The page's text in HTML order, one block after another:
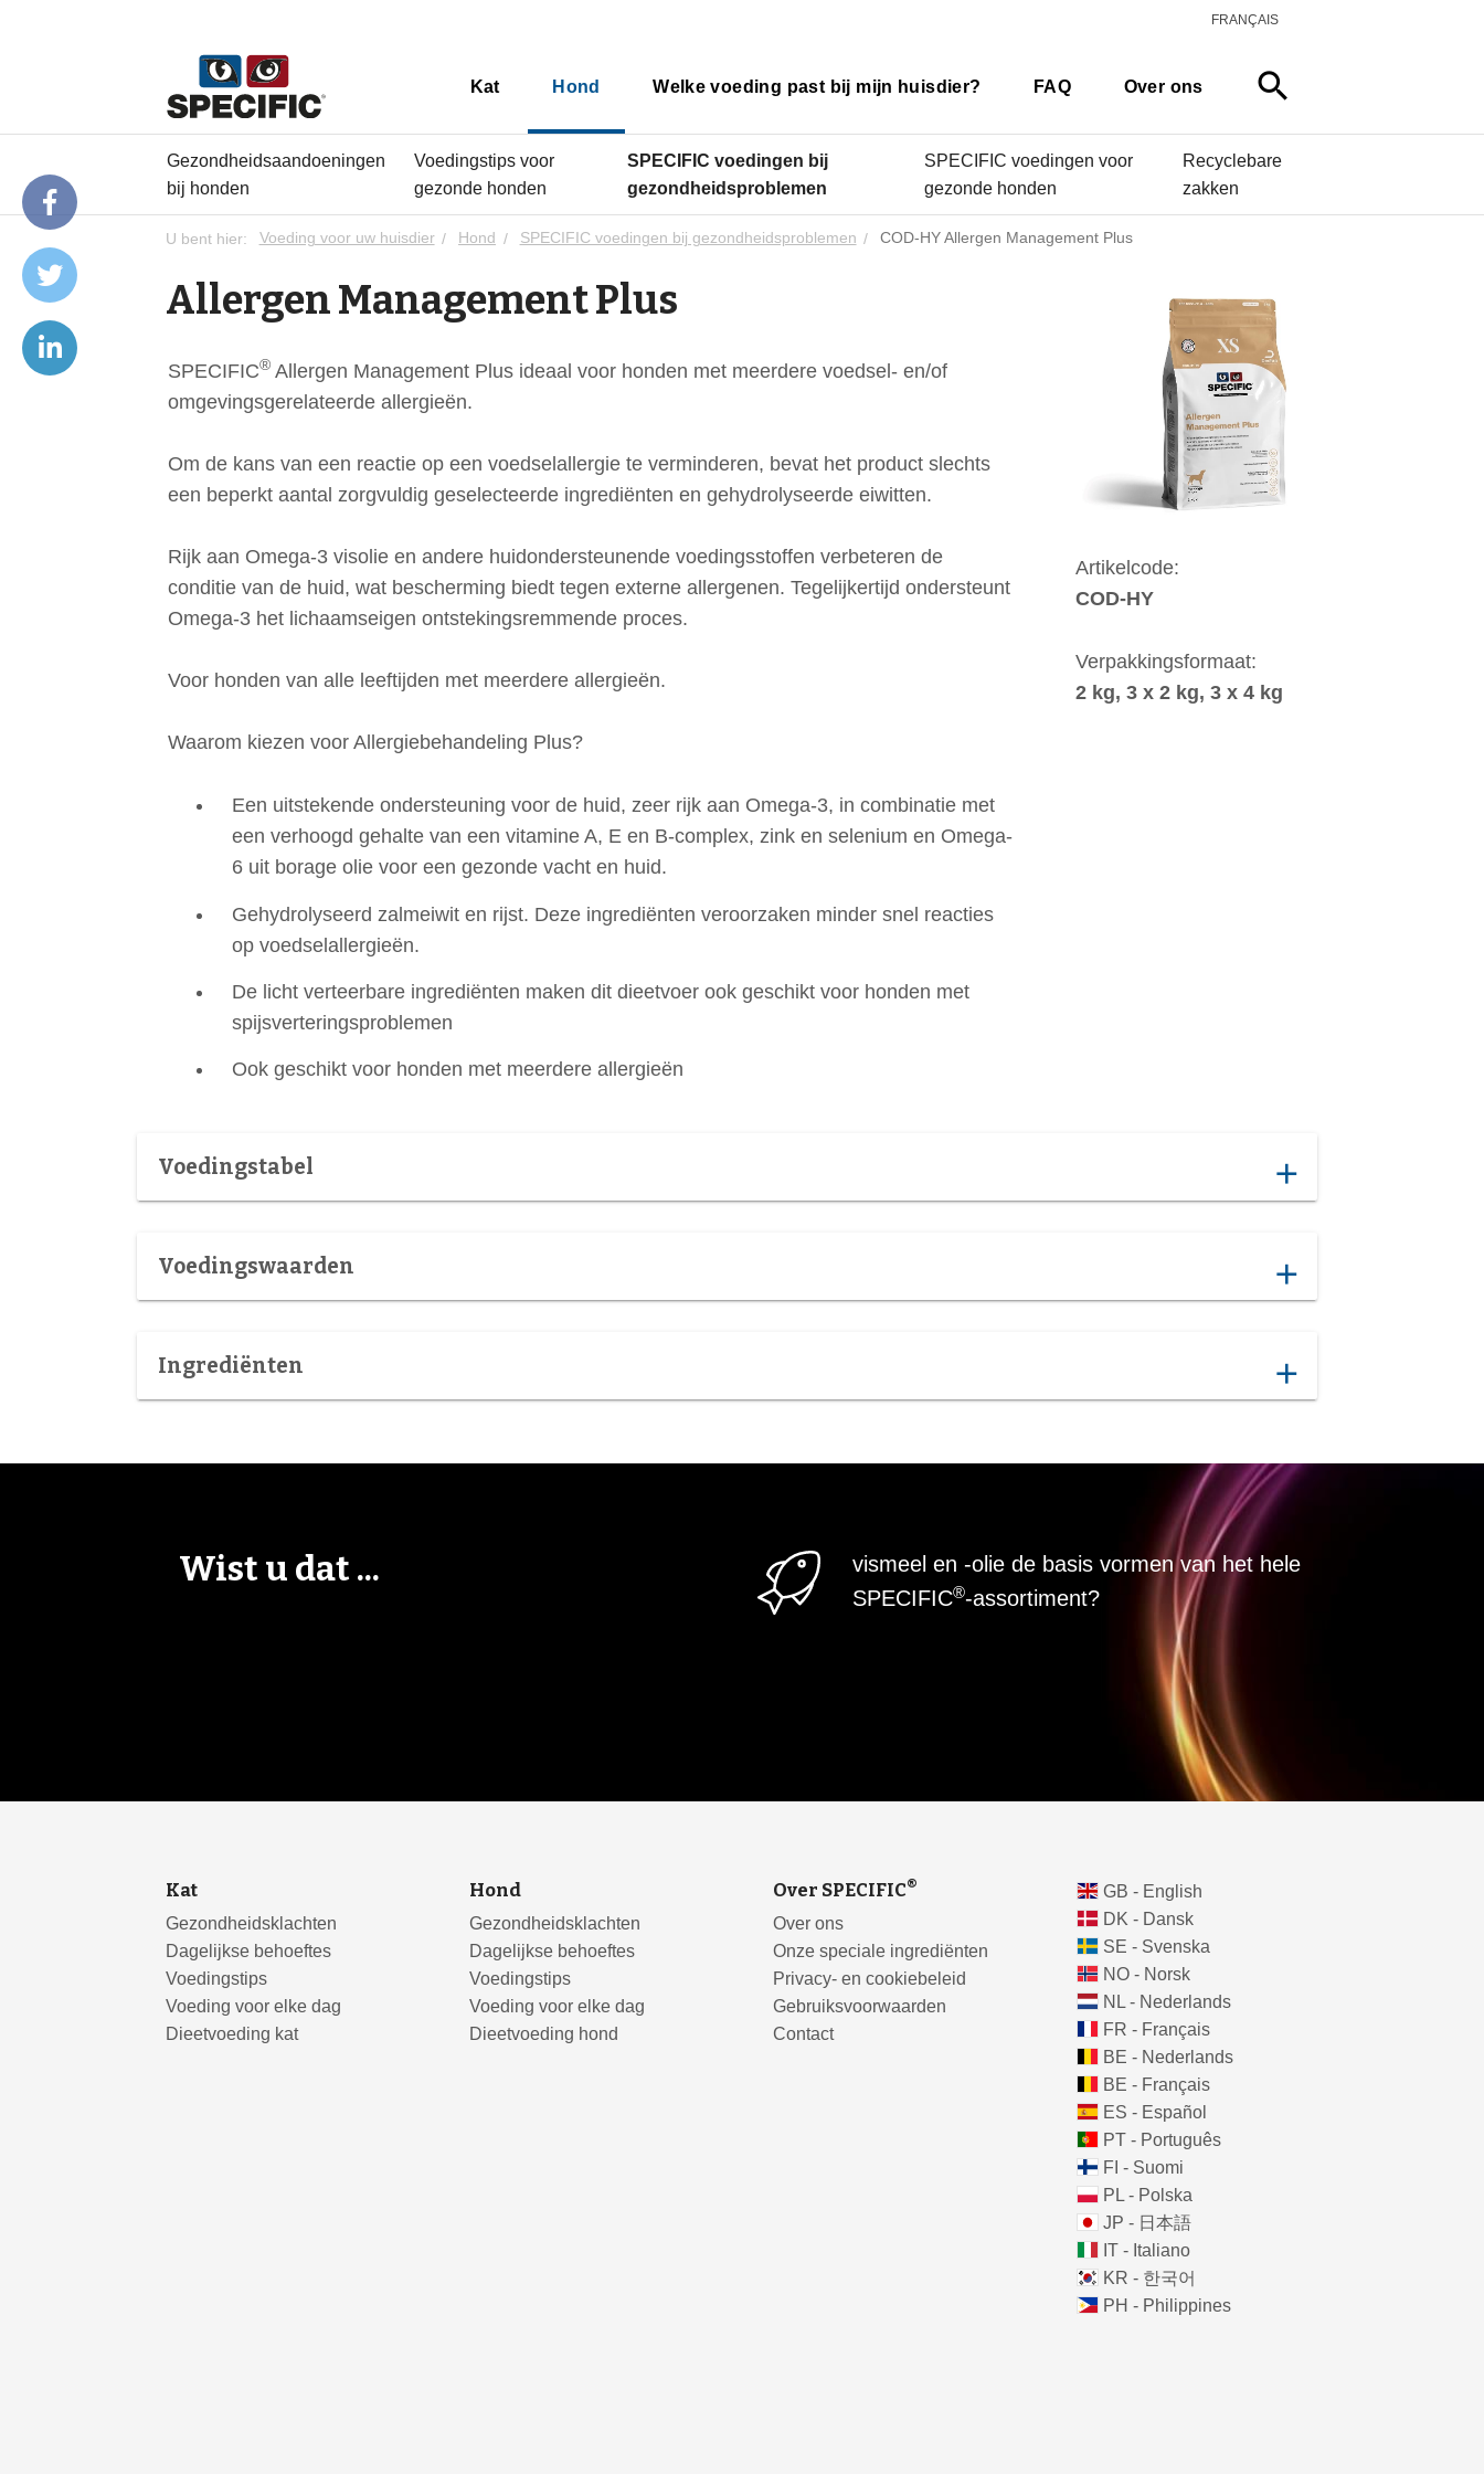
FRANÇAIS
Kat Hond Welke voeding past bij mijn huisdier? FAQ Over ons search
Gezondheidsaandoeningen
bij honden
Voedingstips voor
gezonde honden
SPECIFIC voedingen bij
gezondheidsproblemen
SPECIFIC voedingen voor
gezonde honden
Recyclebare
zakken
U bent hier: Voeding voor uw huisdier Hond SPECIFIC voedingen bij gezondheidsproblemen COD-HY Allergen Management Plus
Allergen Management Plus
SPECIFIC® Allergen Management Plus ideaal voor honden met meerdere voedsel- en/of
omgevingsgerelateerde allergieën.
Om de kans van een reactie op een voedselallergie te verminderen, bevat het product slechts
een beperkt aantal zorgvuldig geselecteerde ingrediënten en gehydrolyseerde eiwitten.
Rijk aan Omega-3 visolie en andere huidondersteunende voedingsstoffen verbeteren de
conditie van de huid, wat bescherming biedt tegen externe allergenen. Tegelijkertijd ondersteunt
Omega-3 het lichaamseigen ontstekingsremmende proces.
Voor honden van alle leeftijden met meerdere allergieën.
Waarom kiezen voor Allergiebehandeling Plus?
Een uitstekende ondersteuning voor de huid, zeer rijk aan Omega-3, in combinatie met
een verhoogd gehalte van een vitamine A, E en B-complex, zink en selenium en Omega-
6 uit borage olie voor een gezonde vacht en huid.
Gehydrolyseerd zalmeiwit en rijst. Deze ingrediënten veroorzaken minder snel reacties
op voedselallergieën.
De licht verteerbare ingrediënten maken dit dieetvoer ook geschikt voor honden met
spijsverteringsproblemen
Ook geschikt voor honden met meerdere allergieën
Artikelcode:
COD-HY
Verpakkingsformaat:
2 kg, 3 x 2 kg, 3 x 4 kg
Voedingstabel add
Voedingswaarden add
Ingrediënten add
Wist u dat ...
vismeel en -olie de basis vormen van het hele
SPECIFIC®-assortiment?
Kat
Gezondheidsklachten
Dagelijkse behoeftes
Voedingstips
Voeding voor elke dag
Dieetvoeding kat
Hond
Gezondheidsklachten
Dagelijkse behoeftes
Voedingstips
Voeding voor elke dag
Dieetvoeding hond
Over SPECIFIC®
Over ons
Onze speciale ingrediënten
Privacy- en cookiebeleid
Gebruiksvoorwaarden
Contact
GB - English
DK - Dansk
SE - Svenska
NO - Norsk
NL - Nederlands
FR - Français
BE - Nederlands
BE - Français
ES - Español
PT - Português
FI - Suomi
PL - Polska
JP - 日本語
IT - Italiano
KR - 한국어
PH - Philippines